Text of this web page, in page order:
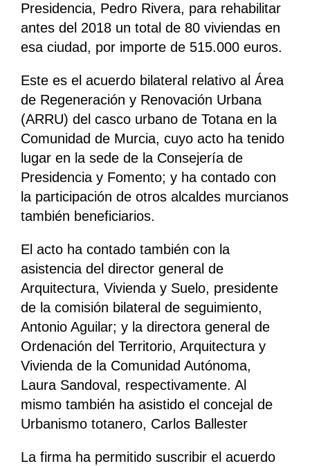
Presidencia, Pedro Rivera, para rehabilitar
antes del 2018 un total de 80 viviendas en
esa ciudad, por importe de 515.000 euros.
Este es el acuerdo bilateral relativo al Área
de Regeneración y Renovación Urbana
(ARRU) del casco urbano de Totana en la
Comunidad de Murcia, cuyo acto ha tenido
lugar en la sede de la Consejería de
Presidencia y Fomento; y ha contado con
la participación de otros alcaldes murcianos
también beneficiarios.
El acto ha contado también con la
asistencia del director general de
Arquitectura, Vivienda y Suelo, presidente
de la comisión bilateral de seguimiento,
Antonio Aguilar; y la directora general de
Ordenación del Territorio, Arquitectura y
Vivienda de la Comunidad Autónoma,
Laura Sandoval, respectivamente. Al
mismo también ha asistido el concejal de
Urbanismo totanero, Carlos Ballester
La firma ha permitido suscribir el acuerdo